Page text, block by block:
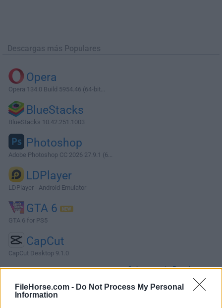
FileHorse.com - Do Not Process My Personal
Information
Descargas más Populares
Opera
Opera 134.0 Build 5954.46 (64-bit...
BlueStacks
BlueStacks 10.42.251.1003
Photoshop
Adobe Photoshop CC 2026 27.9.1 (6...
LDPlayer
LDPlayer - Android Emulator
GTA 6
GTA 6 for PS5
CapCut
CapCut Desktop 9.1.0
Software más Populares »
Acerca de SixaxisPairTool